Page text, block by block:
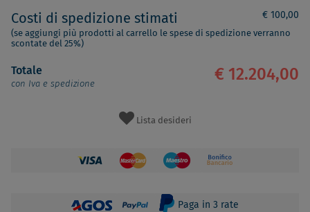
Costi di spedizione stimati € 100,00
(se aggiungi più prodotti al carrello le spese di spedizione verranno
scontate del 25%)
Totale
con Iva e spedizione
€ 12.204,00
Lista desideri
Paga in 3 rate